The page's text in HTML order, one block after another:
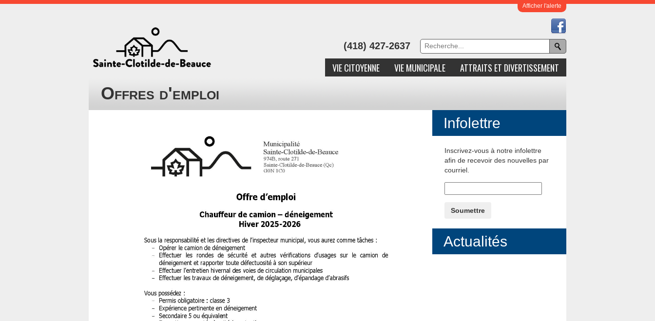
Afficher l'alerte
(418) 427-2637
VIE CITOYENNE VIE MUNICIPALE ATTRAITS ET DIVERTISSEMENT
Offres d'emploi
Infolettre
Inscrivez-vous à notre infolettre
afin de recevoir des nouvelles par
courriel.
Actualités